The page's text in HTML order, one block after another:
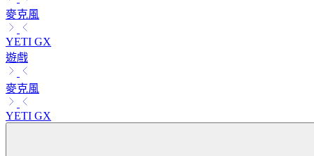
麥克風
YETI GX
遊戲
麥克風
YETI GX